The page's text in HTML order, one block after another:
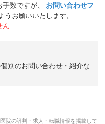
数ですが、
お問い合わせフ
お願いいたします。
ん
別のお問い合わせ・紹介な
院の評判・求人・転職情報を掲載して